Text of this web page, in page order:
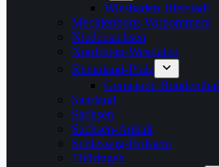
Wiesbaden-Bierstadt
Mecklenburg-Vorpommern
Niedersachsen
Nordrhein-Westfalen
Rheinland-Pfalz
Gemeinde Bundenthal
Saarland
Sachsen
Sachsen-Anhalt
Schleswig-Holstein
Thüringen